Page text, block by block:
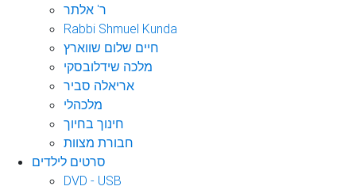
ר' אלתר
Rabbi Shmuel Kunda
חיים שלום שווארץ
מלכה שידלובסקי
אריאלה סביר
מלכהלי
חינוך בחיוך
חבורת מצוות
סרטים לילדים
DVD - USB